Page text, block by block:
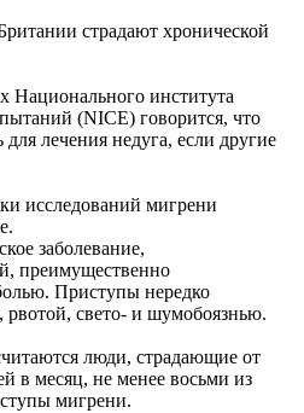
страдают хронической
Национального института
(NICE) говорится, что
лечения недуга, если другие
исследований мигрени
заболевание,
преимущественно
Приступы нередко
свето- и шумобоязнью.
люди, страдающие от
в месяц, не менее восьми из
мигрени.